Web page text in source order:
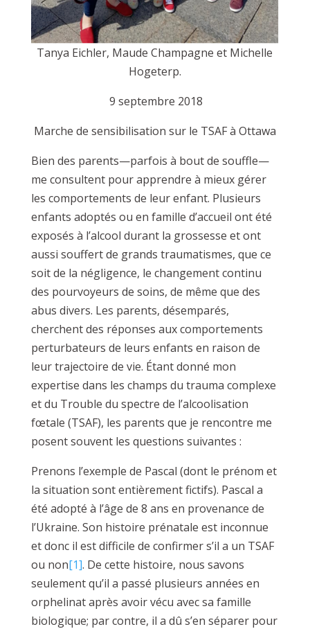
Tanya Eichler, Maude Champagne et Michelle
Hogeterp.
9 septembre 2018
Marche de sensibilisation sur le TSAF à Ottawa
Bien des parents—parfois à bout de souffle—
me consultent pour apprendre à mieux gérer
les comportements de leur enfant. Plusieurs
enfants adoptés ou en famille d’accueil ont été
exposés à l’alcool durant la grossesse et ont
aussi souffert de grands traumatismes, que ce
soit de la négligence, le changement continu
des pourvoyeurs de soins, de même que des
abus divers. Les parents, désemparés,
cherchent des réponses aux comportements
perturbateurs de leurs enfants en raison de
leur trajectoire de vie. Étant donné mon
expertise dans les champs du trauma complexe
et du Trouble du spectre de l’alcoolisation
fœtale (TSAF), les parents que je rencontre me
posent souvent les questions suivantes :
Prenons l’exemple de Pascal (dont le prénom et
la situation sont entièrement fictifs). Pascal a
été adopté à l’âge de 8 ans en provenance de
l’Ukraine. Son histoire prénatale est inconnue
et donc il est difficile de confirmer s’il a un TSAF
ou non[1]. De cette histoire, nous savons
seulement qu’il a passé plusieurs années en
orphelinat après avoir vécu avec sa famille
biologique; par contre, il a dû s’en séparer pour